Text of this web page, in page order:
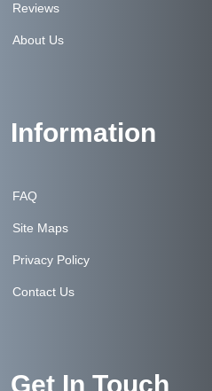
Reviews
About Us
Information
FAQ
Site Maps
Privacy Policy
Contact Us
Get In Touch